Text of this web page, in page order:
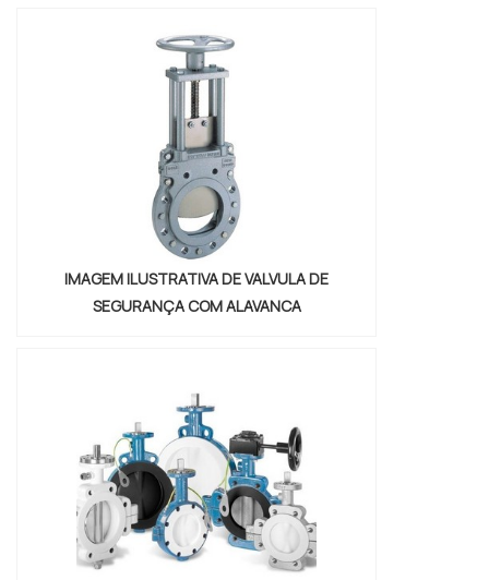
empresa que preza pela segurança, acha a
Euromaq Automação Industrial. A empresa
tem em seu esco...
IMAGEM ILUSTRATIVA DE VALVULA DE
SEGURANÇA COM ALAVANCA